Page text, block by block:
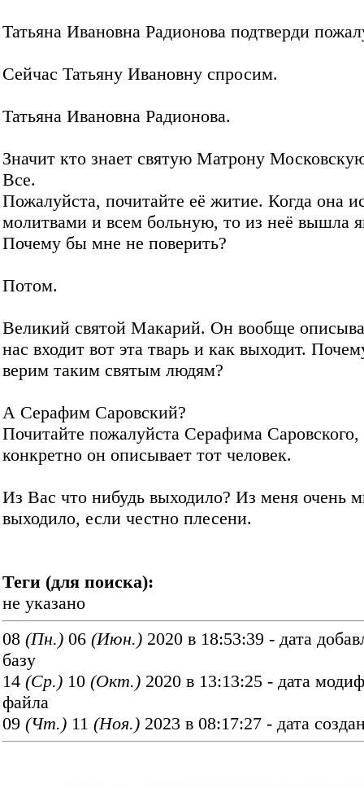
Татьяна Ивановна Радионова подтверди
Сейчас Татьяну Ивановну спросим.
Татьяна Ивановна Радионова.
Значит кто знает святую Матрону
Все.
Пожалуйста, почитайте её житие. Когда она
молитвами и всем больную, то из неё вышла
Почему бы мне не поверить?
Потом.
Великий святой Макарий. Он вообще
нас входит вот эта тварь и как выходит.
верим таким святым людям?
А Серафим Саровский?
Почитайте пожалуйста Серафима Саровского,
конкретно он описывает тот человек.
Из Вас что нибудь выходило? Из меня очень
выходило, если честно плесени.
Теги (для поиска):
не указано
08 (Пн.) 06 (Июн.) 2020 в 18:53:39 - дата
базу
14 (Ср.) 10 (Окт.) 2020 в 13:13:25 - дата
файла
09 (Чт.) 11 (Ноя.) 2023 в 08:17:27 - дата